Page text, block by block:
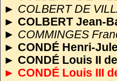
► COLBERT DE
► COLBERT Jean-
► COMMINGES
► CONDÉ Henri-
► CONDÉ Louis II
► CONDÉ Louis III